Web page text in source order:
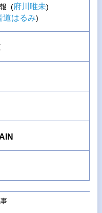
報 (府川唯未)
道はるみ)